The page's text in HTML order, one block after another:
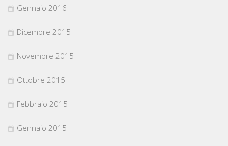
Gennaio 2016
Dicembre 2015
Novembre 2015
Ottobre 2015
Febbraio 2015
Gennaio 2015